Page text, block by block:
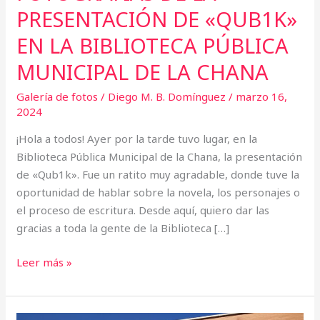
PRESENTACIÓN DE «QUB1K»
EN LA BIBLIOTECA PÚBLICA
MUNICIPAL DE LA CHANA
Galería de fotos / Diego M. B. Domínguez/ marzo 16,
2024
¡Hola a todos! Ayer por la tarde tuvo lugar, en la
Biblioteca Pública Municipal de la Chana, la presentación
de «Qub1k». Fue un ratito muy agradable, donde tuve la
oportunidad de hablar sobre la novela, los personajes o
el proceso de escritura. Desde aquí, quiero dar las
gracias a toda la gente de la Biblioteca […]
Leer más »